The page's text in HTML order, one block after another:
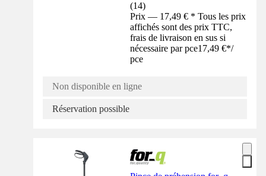
(14)
Prix — 17,49 € * Tous les prix
affichés sont des prix TTC,
frais de livraison en sus si
nécessaire par pce17,49 €*/
pce
Non disponible en ligne
Réservation possible